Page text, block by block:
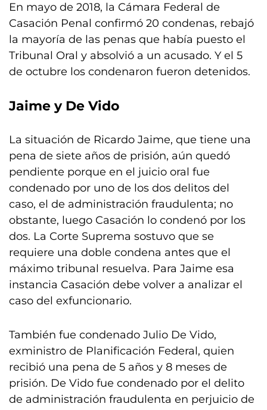
En mayo de 2018, la Cámara Federal de
Casación Penal confirmó 20 condenas, rebajó
la mayoría de las penas que había puesto el
Tribunal Oral y absolvió a un acusado. Y el 5
de octubre los condenaron fueron detenidos.
Jaime y De Vido
La situación de Ricardo Jaime, que tiene una
pena de siete años de prisión, aún quedó
pendiente porque en el juicio oral fue
condenado por uno de los dos delitos del
caso, el de administración fraudulenta; no
obstante, luego Casación lo condenó por los
dos. La Corte Suprema sostuvo que se
requiere una doble condena antes que el
máximo tribunal resuelva. Para Jaime esa
instancia Casación debe volver a analizar el
caso del exfuncionario.
También fue condenado Julio De Vido,
exministro de Planificación Federal, quien
recibió una pena de 5 años y 8 meses de
prisión. De Vido fue condenado por el delito
de administración fraudulenta en perjuicio de